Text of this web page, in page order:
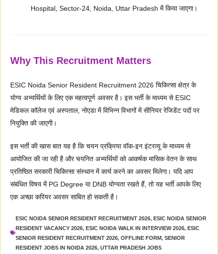
Hospital, Sector-24, Noida, Uttar Pradesh में किया जाएगा।
Why This Recruitment Matters
ESIC Noida Senior Resident Recruitment 2026 चिकित्सा क्षेत्र के
योग्य अभ्यर्थियों के लिए एक महत्वपूर्ण अवसर है। इस भर्ती के माध्यम से ESIC
मेडिकल कॉलेज एवं अस्पताल, नोएडा में विभिन्न विभागों में सीनियर रेजिडेंट पदों पर
नियुक्ति की जाएगी।
इस भर्ती की खास बात यह है कि चयन प्रक्रिया वॉक-इन इंटरव्यू के माध्यम से
आयोजित की जा रही है और चयनित अभ्यर्थियों को आकर्षक मासिक वेतन के साथ
प्रतिष्ठित सरकारी चिकित्सा संस्थान में कार्य करने का अवसर मिलेगा। यदि आप
संबंधित विषय में PG Degree या DNB योग्यता रखते हैं, तो यह भर्ती आपके लिए
एक अच्छा करियर अवसर साबित हो सकती है।
ESIC NOIDA SENIOR RESIDENT RECRUITMENT 2026, ESIC NOIDA SENIOR
RESIDENT VACANCY 2026, ESIC NOIDA WALK IN INTERVIEW 2026, ESIC
SENIOR RESIDENT RECRUITMENT 2026, OFFLINE FORM, SENIOR
RESIDENT JOBS IN NOIDA 2026, UTTAR PRADESH JOBS